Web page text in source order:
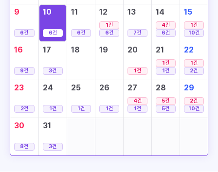
9
6건
10
6건
11
6건
12
1건
6건
13
7건
14
4건
6건
15
1건
10건
16
9건
17
3건
18 19 20
1건
21
1건
1건
22
1건
2건
23
2건
24
1건
25
1건
26
1건
27
4건
1건
28
5건
5건
29
2건
10건
30
8건
31
3건